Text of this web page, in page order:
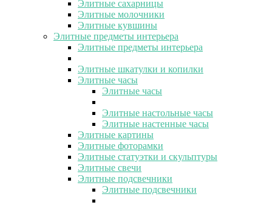
Элитные сахарницы
Элитные молочники
Элитные кувшины
Элитные предметы интерьера
Элитные предметы интерьера
Элитные шкатулки и копилки
Элитные часы
Элитные часы
Элитные настольные часы
Элитные настенные часы
Элитные картины
Элитные фоторамки
Элитные статуэтки и скульптуры
Элитные свечи
Элитные подсвечники
Элитные подсвечники